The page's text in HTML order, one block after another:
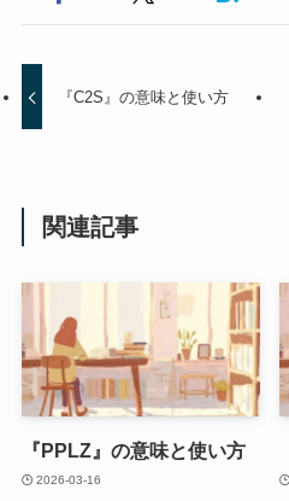
『C2S』の意味と使い方
関連記事
『PPLZ』の意味と使い方
2026-03-16